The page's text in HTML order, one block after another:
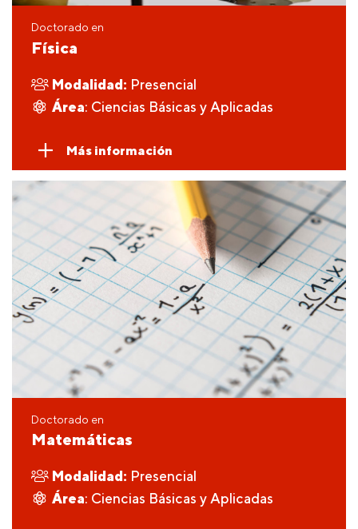
Doctorado en
Física
Modalidad: Presencial
Área: Ciencias Básicas y Aplicadas
Más información
Doctorado en
Matemáticas
Modalidad: Presencial
Área: Ciencias Básicas y Aplicadas